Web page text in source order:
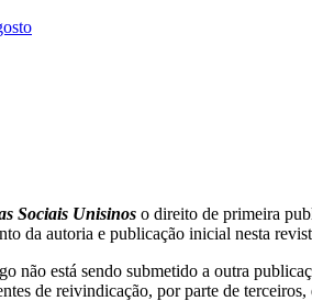
Sociais Unisinos o direito de primeira
da autoria e publicação inicial nesta
não está sendo submetido a outra
de reivindicação, por parte de